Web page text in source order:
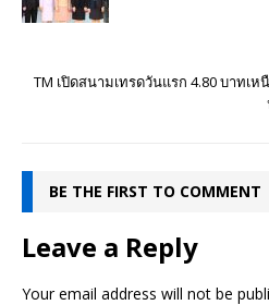
TM เปิดสนามเทรดวันแรก 4.80 บาทเห
BE THE FIRST TO COMMENT
Leave a Reply
Your email address will not be